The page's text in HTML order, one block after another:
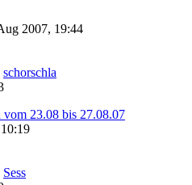
2007, 19:44
schorschla
23.08 bis 27.08.07
Sess